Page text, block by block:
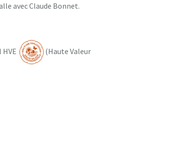
avec Claude Bonnet.
(Haute Valeur